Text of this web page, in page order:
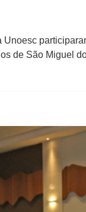
de São Miguel